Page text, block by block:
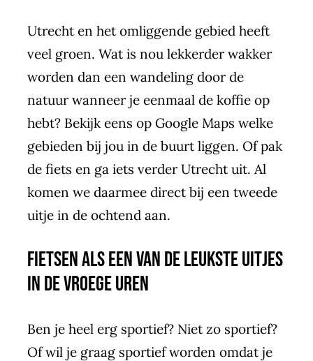
Utrecht en het omliggende gebied heeft
veel groen. Wat is nou lekkerder wakker
worden dan een wandeling door de
natuur wanneer je eenmaal de koffie op
hebt? Bekijk eens op Google Maps welke
gebieden bij jou in de buurt liggen. Of pak
de fiets en ga iets verder Utrecht uit. Al
komen we daarmee direct bij een tweede
uitje in de ochtend aan.
Fietsen als een van de leukste uitjes
in de vroege uren
Ben je heel erg sportief? Niet zo sportief?
Of wil je graag sportief worden omdat je